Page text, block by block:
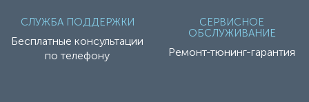
СЛУЖБА ПОДДЕРЖКИ
Бесплатные консультации
по телефону
СЕРВИСНОЕ
ОБСЛУЖИВАНИЕ
Ремонт-тюнинг-гарантия